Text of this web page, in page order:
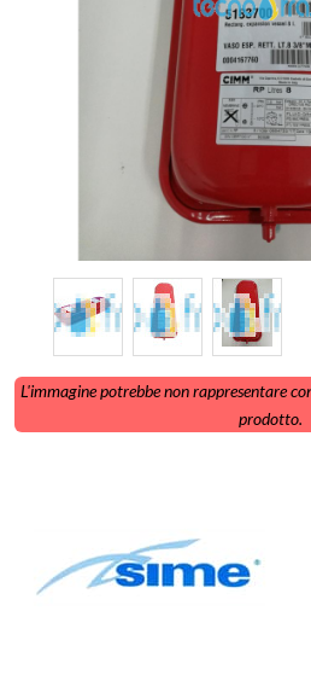
L'immagine potrebbe non rappresentare
prodotto.